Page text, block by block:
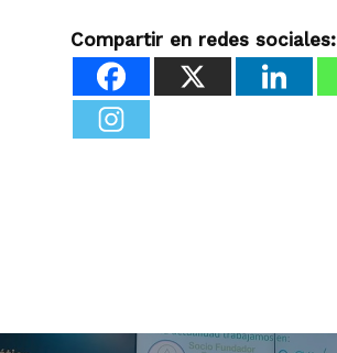
Compartir en redes sociales: